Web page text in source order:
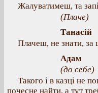
Жалуватимеш, та
(Плаче)
Танасій
Плачеш, не знати, за
Адам
(до себе)
Такого і в казці не
почесне найти, а тут